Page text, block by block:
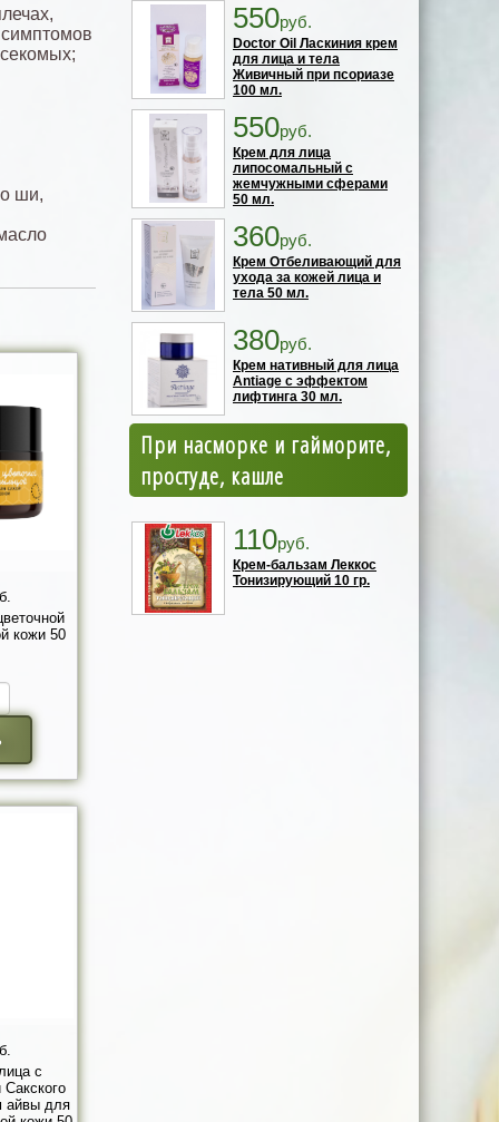
ши,
кожи 50
с
айвы для
550руб.
Doctor Oil Ласкиния крем
для лица и тела
Живичный при псориазе
100 мл.
550руб.
Крем для лица
липосомальный с
жемчужными сферами
50 мл.
360руб.
Крем Отбеливающий для
ухода за кожей лица и
тела 50 мл.
380руб.
Крем нативный для лица
Antiage с эффектом
лифтинга 30 мл.
При насморке и гайморите,
простуде, кашле
110руб.
Крем-бальзам Леккос
Тонизирующий 10 гр.